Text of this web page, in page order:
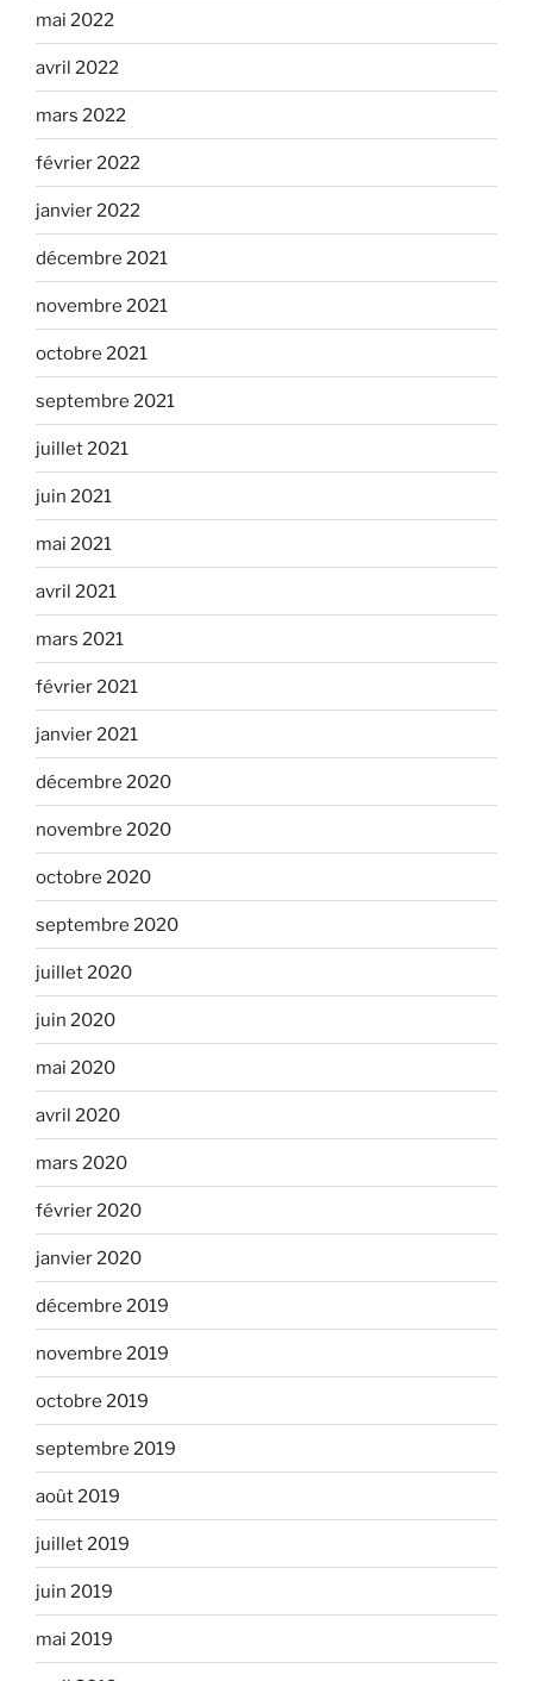
mai 2022
avril 2022
mars 2022
février 2022
janvier 2022
décembre 2021
novembre 2021
octobre 2021
septembre 2021
juillet 2021
juin 2021
mai 2021
avril 2021
mars 2021
février 2021
janvier 2021
décembre 2020
novembre 2020
octobre 2020
septembre 2020
juillet 2020
juin 2020
mai 2020
avril 2020
mars 2020
février 2020
janvier 2020
décembre 2019
novembre 2019
octobre 2019
septembre 2019
août 2019
juillet 2019
juin 2019
mai 2019